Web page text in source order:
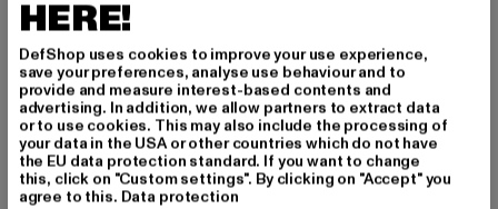
HERE!
DefShop uses cookies to improve your use experience,
save your preferences, analyse use behaviour and to
provide and measure interest-based contents and
advertising. In addition, we allow partners to extract data
or to use cookies. This may also include the processing of
your data in the USA or other countries which do not have
the EU data protection standard. If you want to change
this, click on "Custom settings". By clicking on "Accept" you
agree to this. Data protection